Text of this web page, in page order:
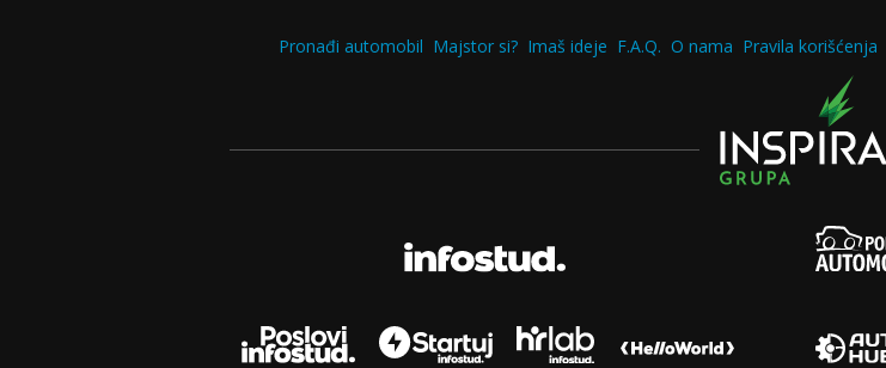
Pronađi automobil Majstor si? Imaš ideje F.A.Q. O nama Pravila korišćenja